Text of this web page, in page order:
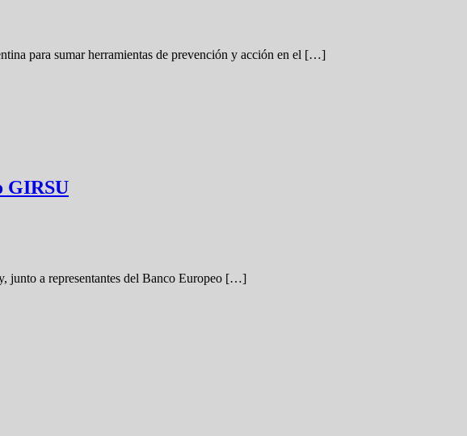
para sumar herramientas de prevención y acción en el […]
GIRSU
junto a representantes del Banco Europeo […]